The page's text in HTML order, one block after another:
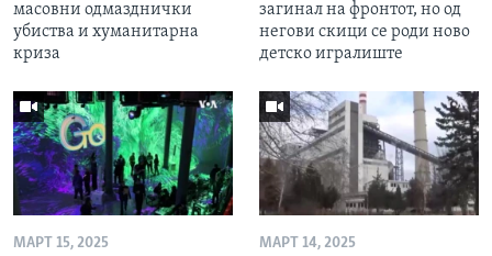
масовни одмазднички
убиства и хуманитарна
криза
загинал на фронтот, но од
негови скици се роди ново
детско игралиште
МАРТ 15, 2025 МАРТ 14, 2025